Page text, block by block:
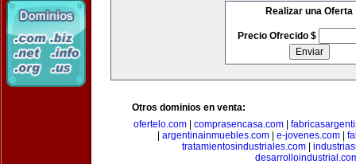
Realizar una Oferta
Precio Ofrecido $
Otros dominios en venta:
ofertelo.com| comprasencasa.com|
argentinainmuebles.com| e-jovenes.com|
tratamientosindustriales.com